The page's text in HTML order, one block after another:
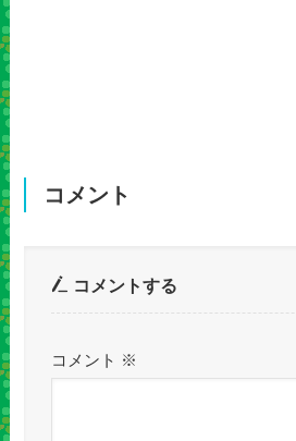
コメント
コメントする
コメント ※